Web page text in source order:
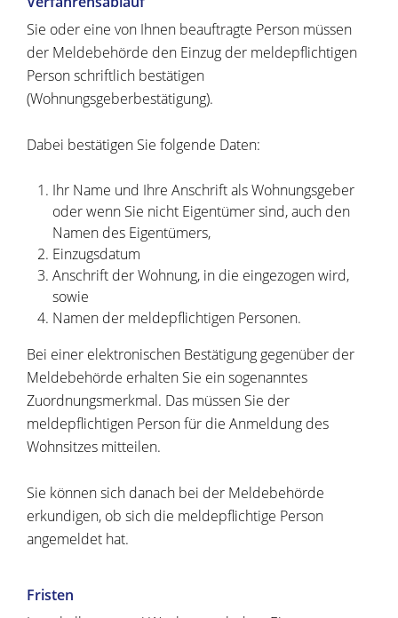
Sie oder eine von Ihnen beauftragte Person müssen
der Meldebehörde den Einzug der meldepflichtigen
Person schriftlich bestätigen
(Wohnungsgeberbestätigung).
Dabei bestätigen Sie folgende Daten:
Ihr Name und Ihre Anschrift als Wohnungsgeber
oder wenn Sie nicht Eigentümer sind, auch den
Namen des Eigentümers,
Einzugsdatum
Anschrift der Wohnung, in die eingezogen wird,
sowie
Namen der meldepflichtigen Personen.
Bei einer elektronischen Bestätigung gegenüber der
Meldebehörde erhalten Sie ein sogenanntes
Zuordnungsmerkmal. Das müssen Sie der
meldepflichtigen Person für die Anmeldung des
Wohnsitzes mitteilen.
Sie können sich danach bei der Meldebehörde
erkundigen, ob sich die meldepflichtige Person
angemeldet hat.
Fristen